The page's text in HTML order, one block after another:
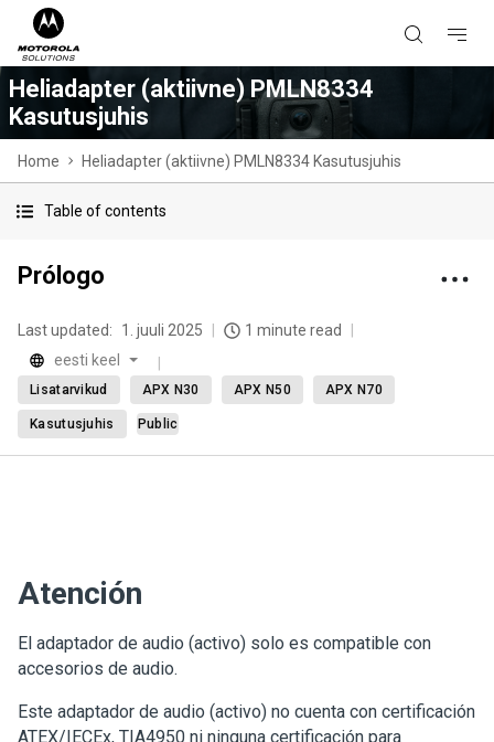
Heliadapter (aktiivne) PMLN8334
Kasutusjuhis
Home Heliadapter (aktiivne) PMLN8334 Kasutusjuhis
Table of contents
Prólogo
Last updated: 1. juuli 2025
1 minute read
eesti keel
Lisatarvikud APX N30 APX N50 APX N70
Kasutusjuhis Public
Atención
El adaptador de audio (activo) solo es compatible con
accesorios de audio.
Este adaptador de audio (activo) no cuenta con certificación
ATEX/IECEx, TIA4950 ni ninguna certificación para